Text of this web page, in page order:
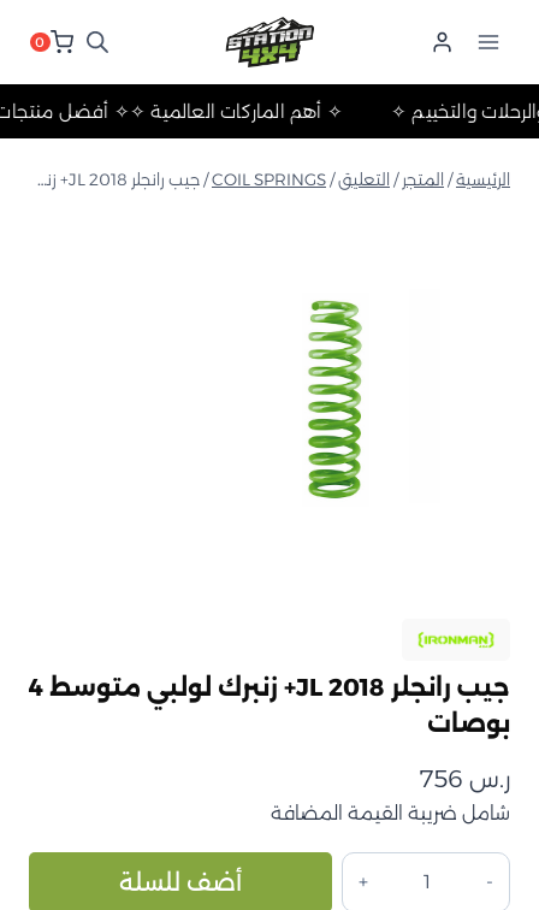
0
✧ أفضل✧ أهم الماركات العالمية ✧ والرحلات والتخييم ✧
الرئيسية/ المتجر / التعليق/
COIL SPRINGS
/ جيب رانجلر JL 2018+ زنبرك لولبي متوسط 4 بوصات
جيب رانجلر JL 2018+ زنبرك لولبي متوسط 4
بوصات
ر.س
شامل ضريبة القيمة المضافة
كمية
جيب
أضف للسلة